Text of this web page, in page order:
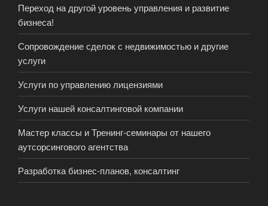
Переход на другой уровень управления и развитие
бизнеса!
Сопровождение сделок с недвижимостью и другие
услуги
Услуги по управлению лицензиями
Услуги нашей консалтинговой компании
Мастер классы и Тренинг-семинары от нашего
аутсорсингового агентства
Разработка бизнес-планов, консалтинг